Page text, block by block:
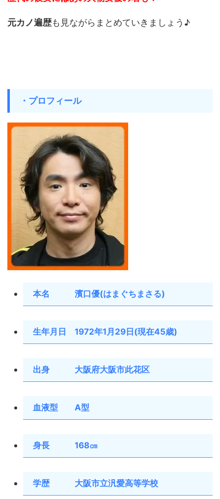
元カノ遍歴も見ながらまとめていきましょう♪
・プロフィール
本名 濱口優(はまぐちまさる)
生年月日 1972年1月29日(現在45歳)
出身 大阪府大阪市此花区
血液型 A型
身長 168㎝
学歴 大阪市立汎愛高等学校